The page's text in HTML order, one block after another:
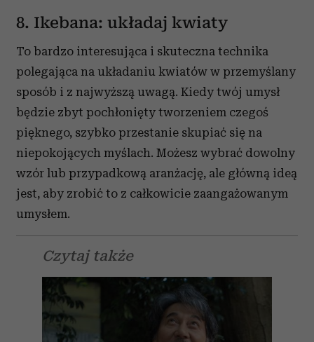
8. Ikebana: układaj kwiaty
To bardzo interesująca i skuteczna technika
polegająca na układaniu kwiatów w przemyślany
sposób i z najwyższą uwagą. Kiedy twój umysł
będzie zbyt pochłonięty tworzeniem czegoś
pięknego, szybko przestanie skupiać się na
niepokojących myślach. Możesz wybrać dowolny
wzór lub przypadkową aranżację, ale główną ideą
jest, aby zrobić to z całkowicie zaangażowanym
umysłem.
Czytaj także